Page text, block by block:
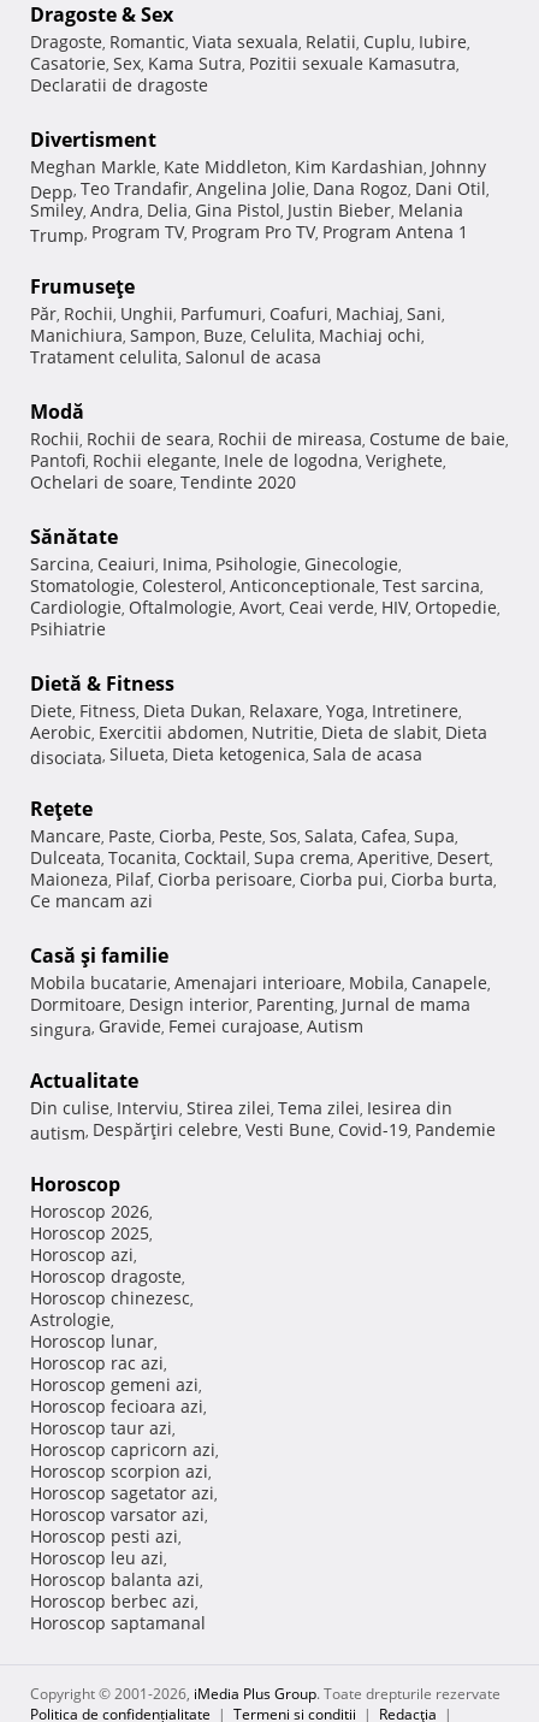
Dragoste & Sex
Dragoste, Romantic, Viata sexuala, Relatii, Cuplu, Iubire,
Casatorie, Sex, Kama Sutra, Pozitii sexuale Kamasutra,
Declaratii de dragoste
Divertisment
Meghan Markle, Kate Middleton, Kim Kardashian, Johnny
Depp, Teo Trandafir, Angelina Jolie, Dana Rogoz, Dani Otil,
Smiley, Andra, Delia, Gina Pistol, Justin Bieber, Melania
Trump, Program TV, Program Pro TV, Program Antena 1
Frumuseţe
Păr, Rochii, Unghii, Parfumuri, Coafuri, Machiaj, Sani,
Manichiura, Sampon, Buze, Celulita, Machiaj ochi,
Tratament celulita, Salonul de acasa
Modă
Rochii, Rochii de seara, Rochii de mireasa, Costume de baie,
Pantofi, Rochii elegante, Inele de logodna, Verighete,
Ochelari de soare, Tendinte 2020
Sănătate
Sarcina, Ceaiuri, Inima, Psihologie, Ginecologie,
Stomatologie, Colesterol, Anticonceptionale, Test sarcina,
Cardiologie, Oftalmologie, Avort, Ceai verde, HIV, Ortopedie,
Psihiatrie
Dietă & Fitness
Diete, Fitness, Dieta Dukan, Relaxare, Yoga, Intretinere,
Aerobic, Exercitii abdomen, Nutritie, Dieta de slabit, Dieta
disociata, Silueta, Dieta ketogenica, Sala de acasa
Reţete
Mancare, Paste, Ciorba, Peste, Sos, Salata, Cafea, Supa,
Dulceata, Tocanita, Cocktail, Supa crema, Aperitive, Desert,
Maioneza, Pilaf, Ciorba perisoare, Ciorba pui, Ciorba burta,
Ce mancam azi
Casă şi familie
Mobila bucatarie, Amenajari interioare, Mobila, Canapele,
Dormitoare, Design interior, Parenting, Jurnal de mama
singura, Gravide, Femei curajoase, Autism
Actualitate
Din culise, Interviu, Stirea zilei, Tema zilei, Iesirea din
autism, Despărţiri celebre, Vesti Bune, Covid-19, Pandemie
Horoscop
Horoscop 2026,
Horoscop 2025,
Horoscop azi,
Horoscop dragoste,
Horoscop chinezesc,
Astrologie,
Horoscop lunar,
Horoscop rac azi,
Horoscop gemeni azi,
Horoscop fecioara azi,
Horoscop taur azi,
Horoscop capricorn azi,
Horoscop scorpion azi,
Horoscop sagetator azi,
Horoscop varsator azi,
Horoscop pesti azi,
Horoscop leu azi,
Horoscop balanta azi,
Horoscop berbec azi,
Horoscop saptamanal
Copyright © 2001-2026, iMedia Plus Group. Toate drepturile rezervate
Politica de confidențialitate | Termeni si conditii | Redacţia |